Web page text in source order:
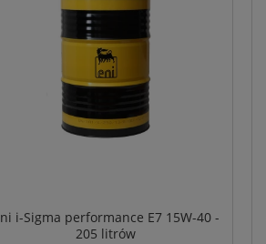
i-Sigma performance E7 15W-40 -
205 litrów